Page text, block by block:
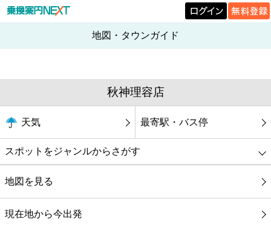
地図・タウンガイド
秋神理容店
天気 最寄駅・バス停
スポットをジャンルからさがす
グルメ
映画
地図を見る
現在地から今出発